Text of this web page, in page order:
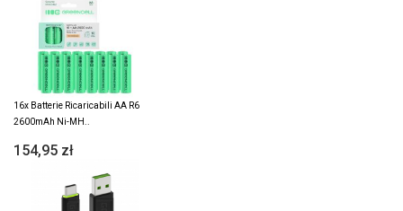
16x Batterie Ricaricabili AA R6
2600mAh Ni-MH..
154,95 zł